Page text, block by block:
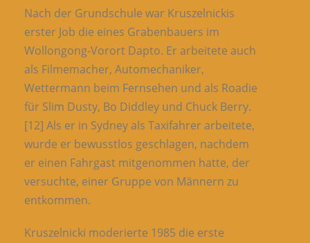
Nach der Grundschule war Kruszelnickis
erster Job die eines Grabenbauers im
Wollongong-Vorort Dapto. Er arbeitete auch
als Filmemacher, Automechaniker,
Wettermann beim Fernsehen und als Roadie
für Slim Dusty, Bo Diddley und Chuck Berry.
[12] Als er in Sydney als Taxifahrer arbeitete,
wurde er bewusstlos geschlagen, nachdem
er einen Fahrgast mitgenommen hatte, der
versuchte, einer Gruppe von Männern zu
entkommen.
Kruszelnicki moderierte 1985 die erste